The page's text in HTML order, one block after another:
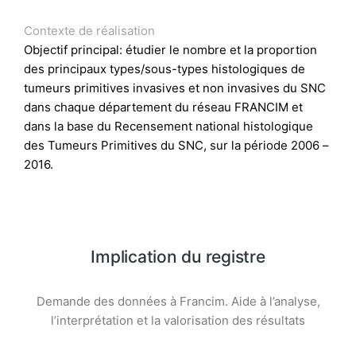
Contexte de réalisation
Objectif principal: étudier le nombre et la proportion
des principaux types/sous-types histologiques de
tumeurs primitives invasives et non invasives du SNC
dans chaque département du réseau FRANCIM et
dans la base du Recensement national histologique
des Tumeurs Primitives du SNC, sur la période 2006 –
2016.
Implication du registre
Demande des données à Francim. Aide à l’analyse,
l’interprétation et la valorisation des résultats